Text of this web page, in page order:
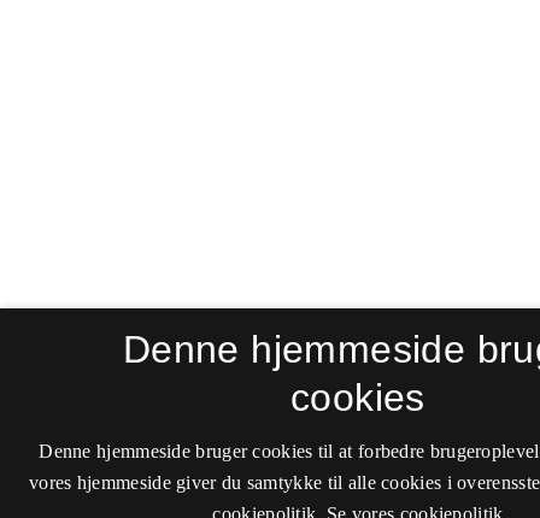
Denne hjemmeside
cookies
Denne hjemmeside bruger cookies til at forbedre
vores hjemmeside giver du samtykke til alle cookies i
cookiepolitik. Se vores cookiepolitik